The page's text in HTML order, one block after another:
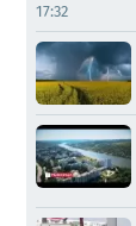
17:32